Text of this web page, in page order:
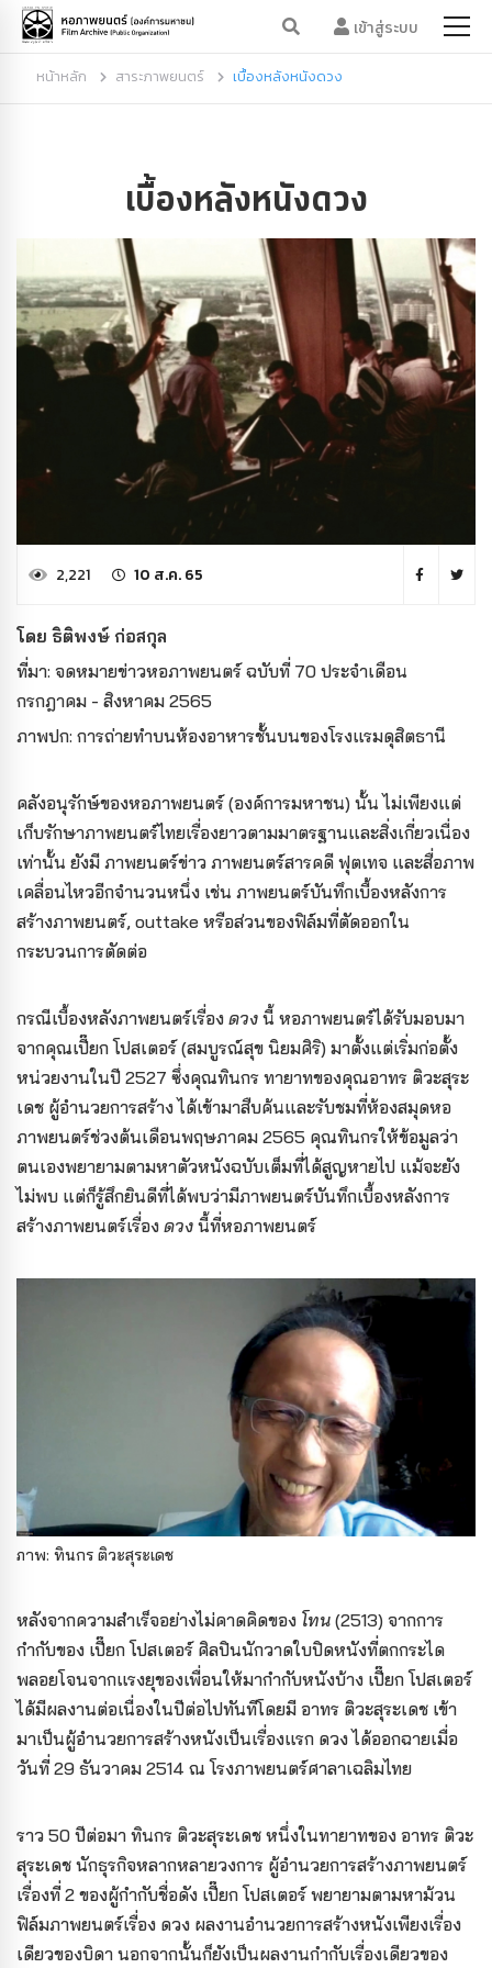
เข้าสู่ระบบ
หน้าหลัก สาระภาพยนตร์ เบื้องหลังหนังดวง
เบื้องหลังหนังดวง
2,221 10 ส.ค. 65
โดย ธิติพงษ์ ก่อสกุล
ที่มา: จดหมายข่าวหอภาพยนตร์ ฉบับที่ 70 ประจำเดือน
กรกฎาคม - สิงหาคม 2565
ภาพปก: การถ่ายทำบนห้องอาหารชั้นบนของโรงแรมดุสิตธานี
คลังอนุรักษ์ของหอภาพยนตร์ (องค์การมหาชน) นั้น ไม่เพียงแต่
เก็บรักษาภาพยนตร์ไทยเรื่องยาวตามมาตรฐานและสิ่งเกี่ยวเนื่อง
เท่านั้น ยังมี ภาพยนตร์ข่าว ภาพยนตร์สารคดี ฟุตเทจ และสื่อภาพ
เคลื่อนไหวอีกจำนวนหนึ่ง เช่น ภาพยนตร์บันทึกเบื้องหลังการ
สร้างภาพยนตร์, outtake หรือส่วนของฟิล์มที่ตัดออกใน
กระบวนการตัดต่อ
กรณีเบื้องหลังภาพยนตร์เรื่อง ดวง นี้ หอภาพยนตร์ได้รับมอบมา
จากคุณเปี๊ยก โปสเตอร์ (สมบูรณ์สุข นิยมศิริ) มาตั้งแต่เริ่มก่อตั้ง
หน่วยงานในปี 2527 ซึ่งคุณทินกร ทายาทของคุณอาทร ติวะสุระ
เดช ผู้อำนวยการสร้าง ได้เข้ามาสืบค้นและรับชมที่ห้องสมุดหอ
ภาพยนตร์ช่วงต้นเดือนพฤษภาคม 2565 คุณทินกรให้ข้อมูลว่า
ตนเองพยายามตามหาตัวหนังฉบับเต็มที่ได้สูญหายไป แม้จะยัง
ไม่พบ แต่ก็รู้สึกยินดีที่ได้พบว่ามีภาพยนตร์บันทึกเบื้องหลังการ
สร้างภาพยนตร์เรื่อง ดวง นี้ที่หอภาพยนตร์
ภาพ: ทินกร ติวะสุระเดช
หลังจากความสำเร็จอย่างไม่คาดคิดของ โทน (2513) จากการ
กำกับของ เปี๊ยก โปสเตอร์ ศิลปินนักวาดใบปิดหนังที่ตกกระได
พลอยโจนจากแรงยุของเพื่อนให้มากำกับหนังบ้าง เปี๊ยก โปสเตอร์
ได้มีผลงานต่อเนื่องในปีต่อไปทันทีโดยมี อาทร ติวะสุระเดช เข้า
มาเป็นผู้อำนวยการสร้างหนังเป็นเรื่องแรก ดวง ได้ออกฉายเมื่อ
วันที่ 29 ธันวาคม 2514 ณ โรงภาพยนตร์ศาลาเฉลิมไทย
ราว 50 ปีต่อมา ทินกร ติวะสุระเดช หนึ่งในทายาทของ อาทร ติวะ
สุระเดช นักธุรกิจหลากหลายวงการ ผู้อำนวยการสร้างภาพยนตร์
เรื่องที่ 2 ของผู้กำกับชื่อดัง เปี๊ยก โปสเตอร์ พยายามตามหาม้วน
ฟิล์มภาพยนตร์เรื่อง ดวง ผลงานอำนวยการสร้างหนังเพียงเรื่อง
เดียวของบิดา นอกจากนั้นก็ยังเป็นผลงานกำกับเรื่องเดียวของ